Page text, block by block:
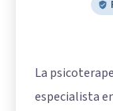
La
especialista